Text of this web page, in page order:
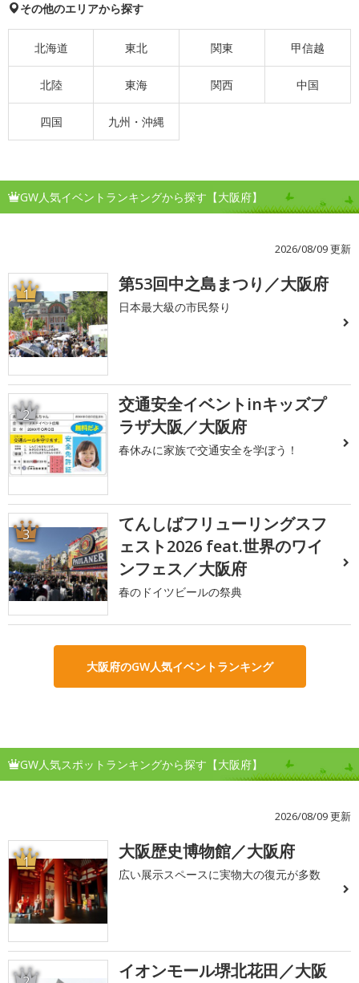
その他のエリアから探す
北海道 東北 関東 甲信越
北陸 東海 関西 中国
四国 九州・沖縄
GW人気イベントランキングから探す【大阪府】
2026/08/09 更新
1 第53回中之島まつり／大阪府
日本最大級の市民祭り
2
交通安全イベントinキッズプ
ラザ大阪／大阪府
春休みに家族で交通安全を学ぼう！
3
てんしばフリューリングスフ
ェスト2026 feat.世界のワイ
ンフェス／大阪府
春のドイツビールの祭典
大阪府のGW人気イベントランキング
GW人気スポットランキングから探す【大阪府】
2026/08/09 更新
1 大阪歴史博物館／大阪府
広い展示スペースに実物大の復元が多数
イオンモール堺北花田／大阪